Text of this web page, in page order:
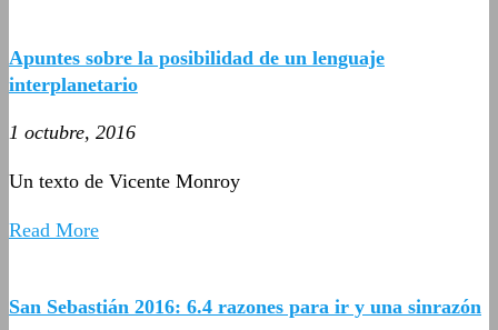
Apuntes sobre la posibilidad de un lenguaje
interplanetario
1 octubre, 2016
Un texto de Vicente Monroy
Read More
San Sebastián 2016: 6.4 razones para ir y una sinrazón